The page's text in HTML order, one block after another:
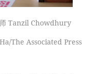
Tanzil Chowdhury
The Associated Press